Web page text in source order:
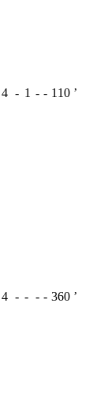
4 - 1 - - 110 ʼ
4 - - - - 360 ʼ